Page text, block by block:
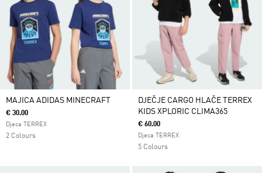
MAJICA ADIDAS MINECRAFT
€ 30.00
Djeca TERREX
2 Colours
DJEČJE CARGO HLAČE TERREX
KIDS XPLORIC CLIMA365
€ 60.00
Djeca TERREX
5 Colours